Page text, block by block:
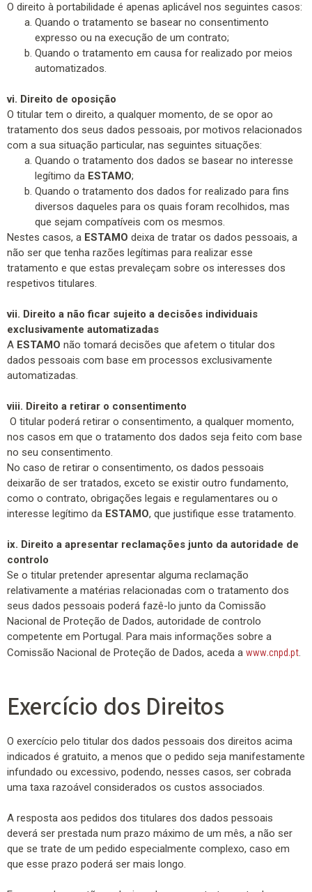
O direito à portabilidade é apenas aplicável nos seguintes casos:
Quando o tratamento se basear no consentimento
expresso ou na execução de um contrato;
Quando o tratamento em causa for realizado por meios
automatizados.
vi. Direito de oposição
O titular tem o direito, a qualquer momento, de se opor ao
tratamento dos seus dados pessoais, por motivos relacionados
com a sua situação particular, nas seguintes situações:
Quando o tratamento dos dados se basear no interesse
legítimo da ESTAMO;
Quando o tratamento dos dados for realizado para fins
diversos daqueles para os quais foram recolhidos, mas
que sejam compatíveis com os mesmos.
Nestes casos, a ESTAMO deixa de tratar os dados pessoais, a
não ser que tenha razões legítimas para realizar esse
tratamento e que estas prevaleçam sobre os interesses dos
respetivos titulares.
vii. Direito a não ficar sujeito a decisões individuais
exclusivamente automatizadas
A ESTAMO não tomará decisões que afetem o titular dos
dados pessoais com base em processos exclusivamente
automatizadas.
viii. Direito a retirar o consentimento
O titular poderá retirar o consentimento, a qualquer momento,
nos casos em que o tratamento dos dados seja feito com base
no seu consentimento.
No caso de retirar o consentimento, os dados pessoais
deixarão de ser tratados, exceto se existir outro fundamento,
como o contrato, obrigações legais e regulamentares ou o
interesse legítimo da ESTAMO, que justifique esse tratamento.
ix. Direito a apresentar reclamações junto da autoridade de
controlo
Se o titular pretender apresentar alguma reclamação
relativamente a matérias relacionadas com o tratamento dos
seus dados pessoais poderá fazê-lo junto da Comissão
Nacional de Proteção de Dados, autoridade de controlo
competente em Portugal. Para mais informações sobre a
Comissão Nacional de Proteção de Dados, aceda a www.cnpd.pt.
Exercício dos Direitos
O exercício pelo titular dos dados pessoais dos direitos acima
indicados é gratuito, a menos que o pedido seja manifestamente
infundado ou excessivo, podendo, nesses casos, ser cobrada
uma taxa razoável considerados os custos associados.
A resposta aos pedidos dos titulares dos dados pessoais
deverá ser prestada num prazo máximo de um mês, a não ser
que se trate de um pedido especialmente complexo, caso em
que esse prazo poderá ser mais longo.